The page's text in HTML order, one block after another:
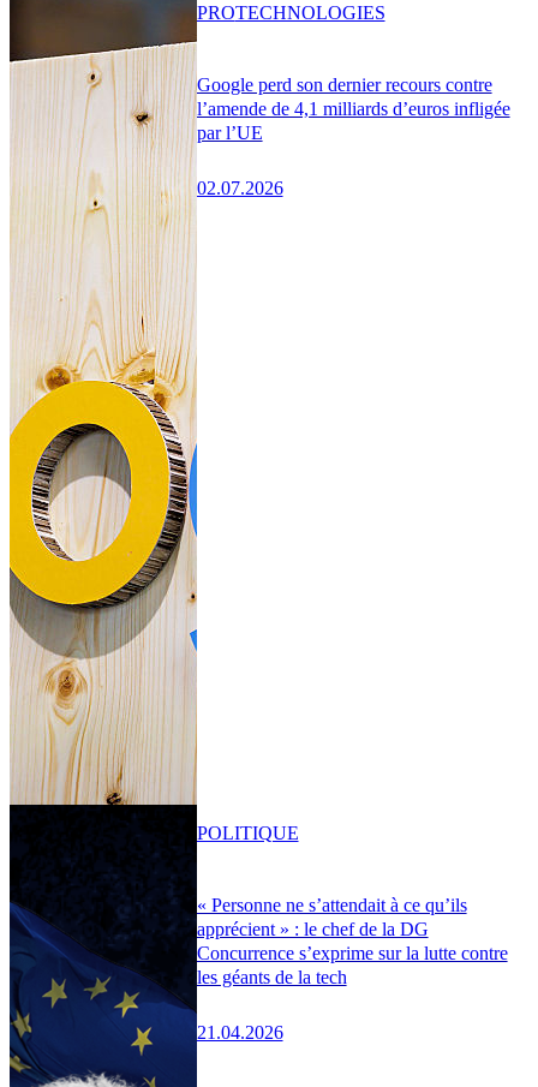
Google perd son dernier recours contre
l’amende de 4,1 milliards d’euros infligée
par l’UE
02.07.2026
PROTECHNOLOGIES
« Personne ne s’attendait à ce qu’ils
apprécient » : le chef de la DG
Concurrence s’exprime sur la lutte contre
les géants de la tech
21.04.2026
POLITIQUE